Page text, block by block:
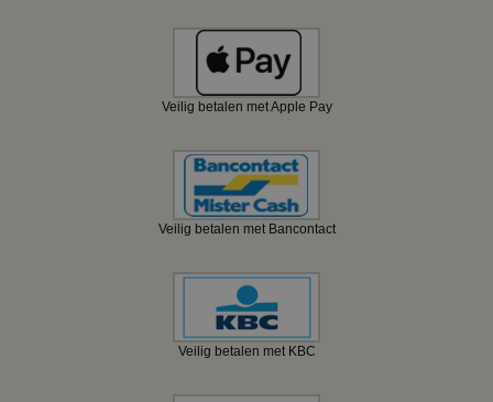
Veilig betalen met Apple Pay
Veilig betalen met Bancontact
Veilig betalen met KBC